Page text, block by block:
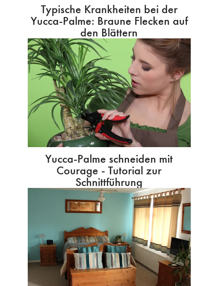
Typische Krankheiten bei der
Yucca-Palme: Braune Flecken auf
den Blättern
Yucca-Palme schneiden mit
Courage - Tutorial zur
Schnittführung